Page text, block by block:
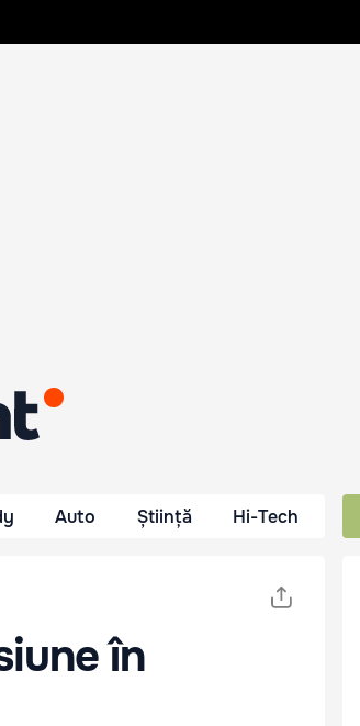
Auto Știință Hi-Tech
în